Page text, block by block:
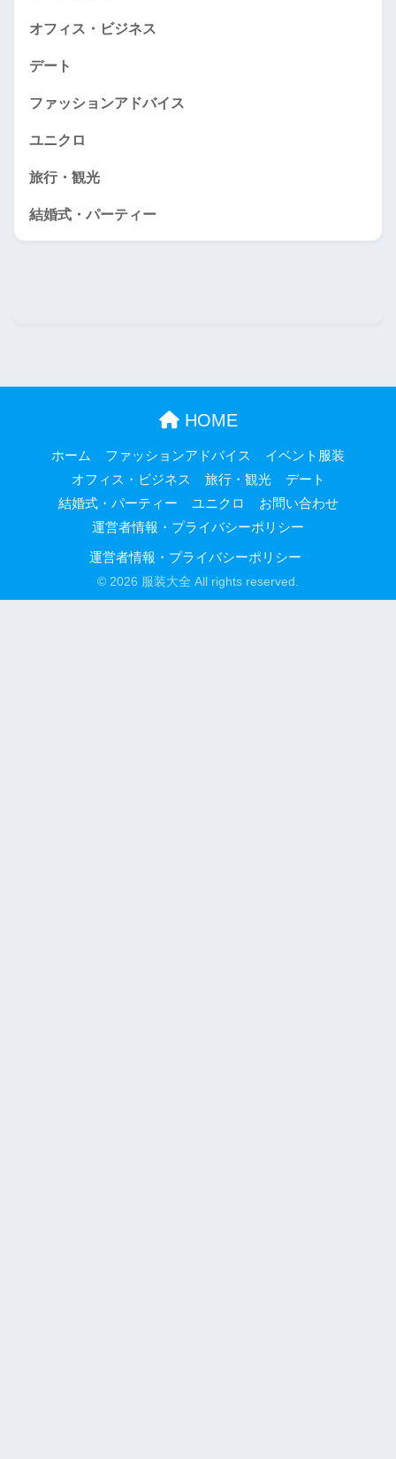
オフィス・ビジネス
デート
ファッションアドバイス
ユニクロ
旅行・観光
結婚式・パーティー
HOME
ホーム ファッションアドバイス
イベント服装
オフィス・ビジネス
旅行・観光
デート
結婚式・パーティー
ユニクロ
お問い合わせ
運営者情報・プライバシーポリシー
運営者情報・プライバシーポリシー
© 2026 服装大全 All rights reserved.